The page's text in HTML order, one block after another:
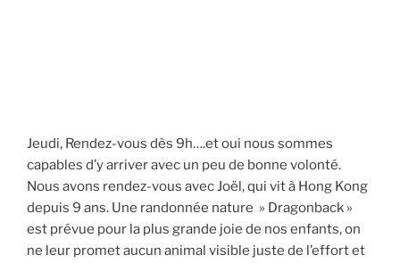
Jeudi, Rendez-vous dès 9h….et oui nous sommes
capables d’y arriver avec un peu de bonne volonté.
Nous avons rendez-vous avec Joël, qui vit à Hong Kong
depuis 9 ans. Une randonnée nature » Dragonback »
est prévue pour la plus grande joie de nos enfants, on
ne leur promet aucun animal visible juste de l’effort et